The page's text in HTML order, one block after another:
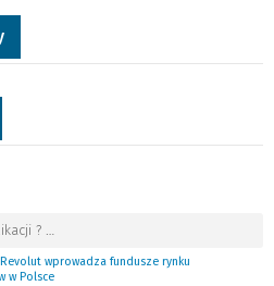
? …
Revolut wprowadza fundusze rynku
w Polsce